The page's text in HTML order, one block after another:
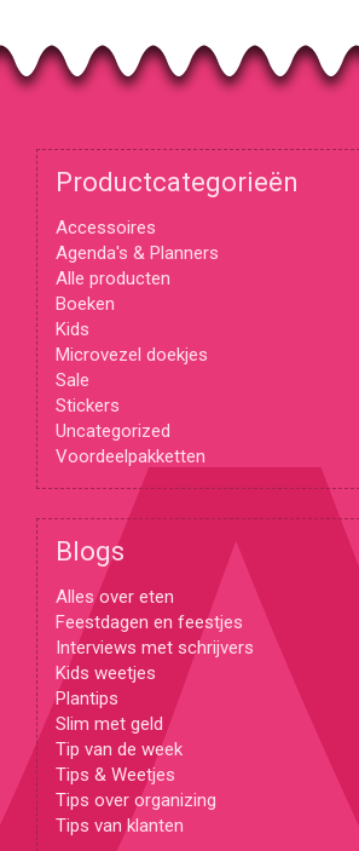
Productcategorieën
Accessoires
Agenda's & Planners
Alle producten
Boeken
Kids
Microvezel doekjes
Sale
Stickers
Uncategorized
Voordeelpakketten
Blogs
Alles over eten
Feestdagen en feestjes
Interviews met schrijvers
Kids weetjes
Plantips
Slim met geld
Tip van de week
Tips & Weetjes
Tips over organizing
Tips van klanten